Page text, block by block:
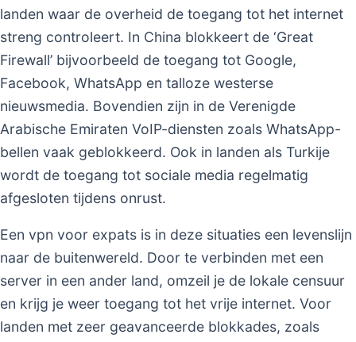
landen waar de overheid de toegang tot het internet
streng controleert. In China blokkeert de ‘Great
Firewall’ bijvoorbeeld de toegang tot Google,
Facebook, WhatsApp en talloze westerse
nieuwsmedia. Bovendien zijn in de Verenigde
Arabische Emiraten VoIP-diensten zoals WhatsApp-
bellen vaak geblokkeerd. Ook in landen als Turkije
wordt de toegang tot sociale media regelmatig
afgesloten tijdens onrust.
Een vpn voor expats is in deze situaties een levenslijn
naar de buitenwereld. Door te verbinden met een
server in een ander land, omzeil je de lokale censuur
en krijg je weer toegang tot het vrije internet. Voor
landen met zeer geavanceerde blokkades, zoals